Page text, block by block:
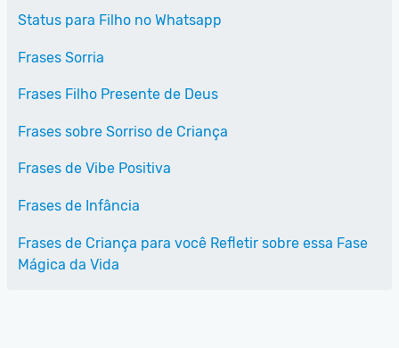
Status para Filho no Whatsapp
Frases Sorria
Frases Filho Presente de Deus
Frases sobre Sorriso de Criança
Frases de Vibe Positiva
Frases de Infância
Frases de Criança para você Refletir sobre essa Fase
Mágica da Vida